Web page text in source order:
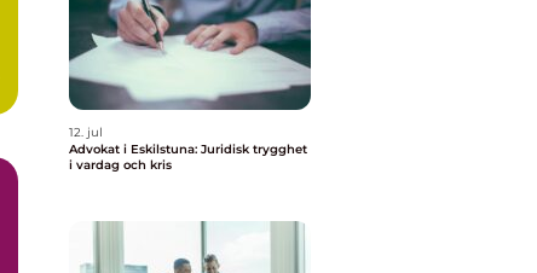
12. jul
Advokat i Eskilstuna: Juridisk trygghet
i vardag och kris